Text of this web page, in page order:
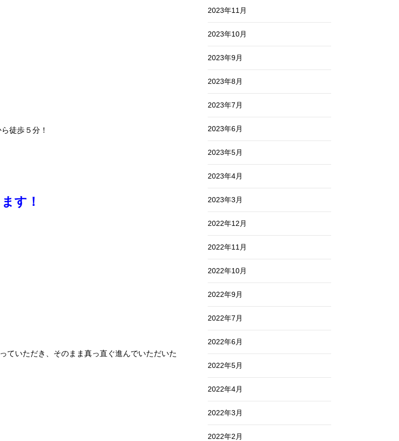
徒歩５分！
す！
ていただき、そのまま真っ直ぐ進んでいただいた
2023年11月
2023年10月
2023年9月
2023年8月
2023年7月
2023年6月
2023年5月
2023年4月
2023年3月
2022年12月
2022年11月
2022年10月
2022年9月
2022年7月
2022年6月
2022年5月
2022年4月
2022年3月
2022年2月